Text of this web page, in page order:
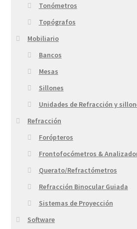
Tonómetros
Topógrafos
Mobiliario
Bancos
Mesas
Sillones
Unidades de Refracción y
Refracción
Forópteros
Frontofocómetros &
Querato/Refractómetros
Refracción Binocular Guiada
Sistemas de Proyección
Software